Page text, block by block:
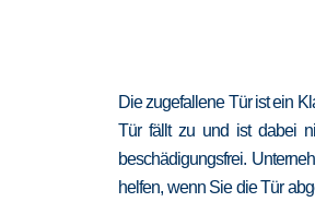
Die zugefallene Tür ist ein
Tür fällt zu und ist dabei
beschädigungsfrei.
helfen, wenn Sie die Tür